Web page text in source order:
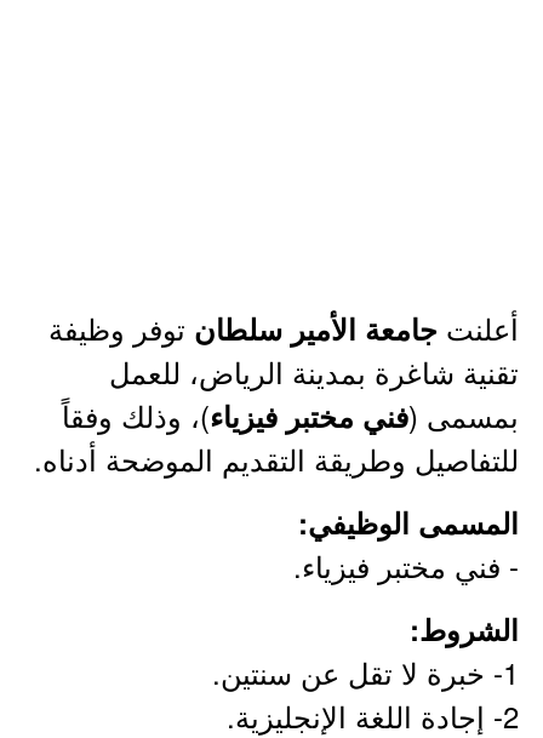
أعلنت جامعة الأمير سلطان توفر وظيفة
تقنية شاغرة بمدينة الرياض، للعمل
بمسمى (فني مختبر فيزياء)، وذلك وفقاً
للتفاصيل وطريقة التقديم الموضحة أدناه.
المسمى الوظيفي:
- فني مختبر فيزياء.
الشروط:
1- خبرة لا تقل عن سنتين.
2- إجادة اللغة الإنجليزية.